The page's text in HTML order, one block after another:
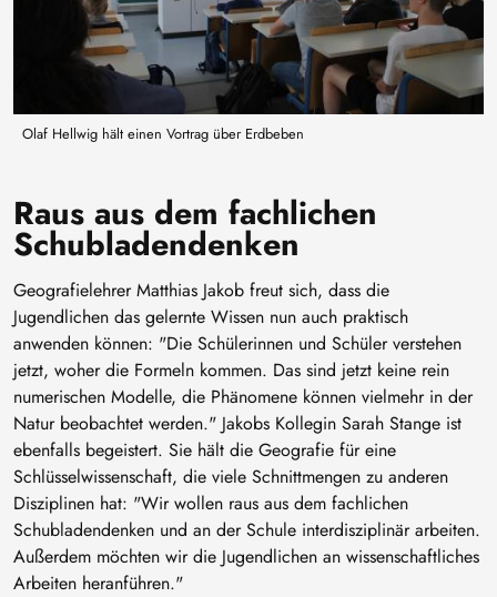
Olaf Hellwig hält einen Vortrag über Erdbeben
Raus aus dem fachlichen
Schubladendenken
Geografielehrer Matthias Jakob freut sich, dass die
Jugendlichen das gelernte Wissen nun auch praktisch
anwenden können: "Die Schülerinnen und Schüler verstehen
jetzt, woher die Formeln kommen. Das sind jetzt keine rein
numerischen Modelle, die Phänomene können vielmehr in der
Natur beobachtet werden." Jakobs Kollegin Sarah Stange ist
ebenfalls begeistert. Sie hält die Geografie für eine
Schlüsselwissenschaft, die viele Schnittmengen zu anderen
Disziplinen hat: "Wir wollen raus aus dem fachlichen
Schubladendenken und an der Schule interdisziplinär arbeiten.
Außerdem möchten wir die Jugendlichen an wissenschaftliches
Arbeiten heranführen."